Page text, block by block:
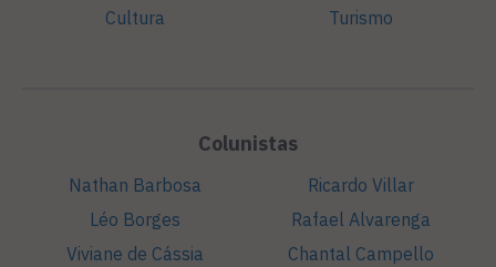
Cultura
Turismo
Colunistas
Nathan Barbosa
Léo Borges
Viviane de Cássia
Ricardo Villar
Rafael Alvarenga
Chantal Campello